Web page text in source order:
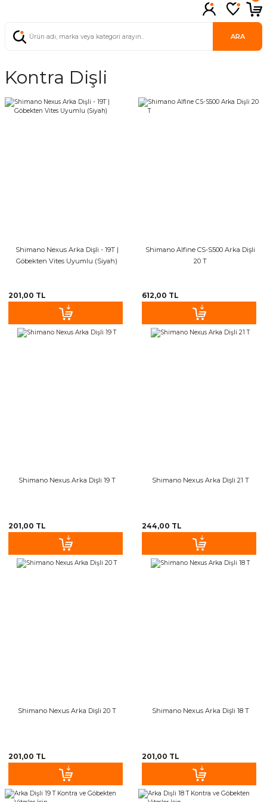
ARA
Kontra Dişli
Shimano Nexus Arka Dişli - 19T |
Göbekten Vites Uyumlu (Siyah)
201,00 TL
Shimano Alfine CS-S500 Arka Dişli
20 T
612,00 TL
Shimano Nexus Arka Dişli 19 T
201,00 TL
Shimano Nexus Arka Dişli 21 T
244,00 TL
Shimano Nexus Arka Dişli 20 T
201,00 TL
Shimano Nexus Arka Dişli 18 T
201,00 TL